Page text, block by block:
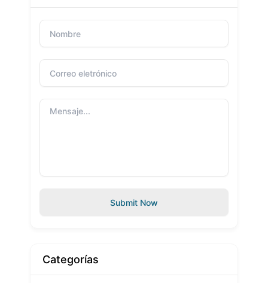
Submit Now
Categorías